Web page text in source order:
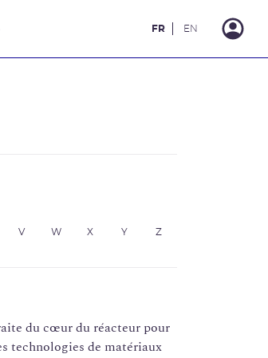
FR EN
V W X Y Z
du cœur du réacteur pour
technologies de matériaux